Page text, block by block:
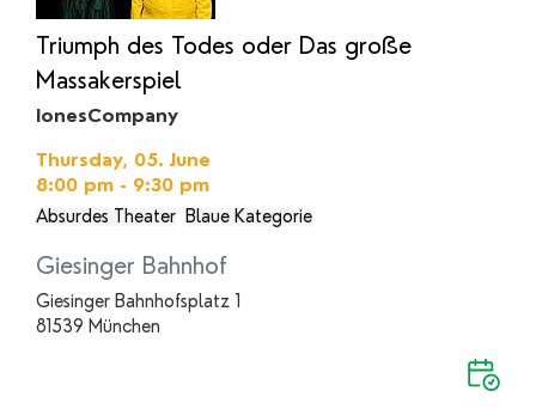
Triumph des Todes oder Das große
Massakerspiel
IonesCompany
Thursday, 05. June
8:00 pm - 9:30 pm
Absurdes Theater Blaue Kategorie
Giesinger Bahnhof
Giesinger Bahnhofsplatz 1
81539 München